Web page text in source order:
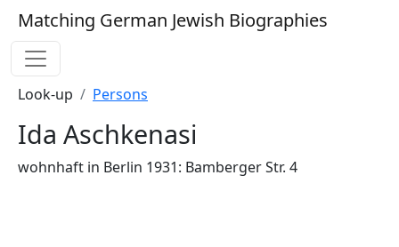
Matching German Jewish Biographies
Look-up Persons
Ida Aschkenasi
wohnhaft in Berlin 1931: Bamberger Str. 4